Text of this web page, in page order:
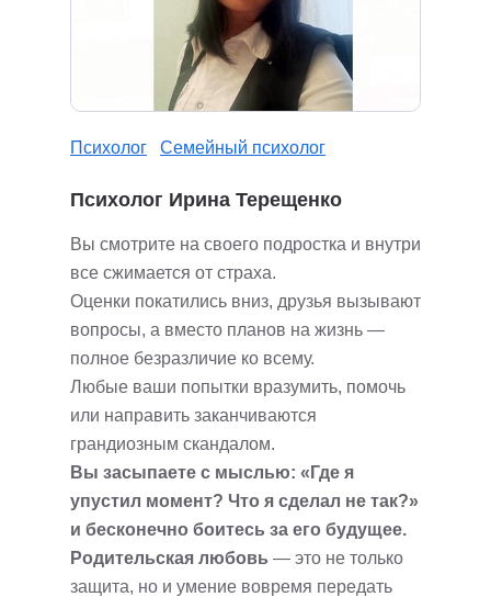
Психолог Семейный психолог
Психолог Ирина Терещенко
Вы смотрите на своего подростка и внутри
все сжимается от страха.
Оценки покатились вниз, друзья вызывают
вопросы, а вместо планов на жизнь —
полное безразличие ко всему.
Любые ваши попытки вразумить, помочь
или направить заканчиваются
грандиозным скандалом.
Вы засыпаете с мыслью: «Где я
упустил момент? Что я сделал не так?»
и бесконечно боитесь за его будущее.
Родительская любовь — это не только
защита, но и умение вовремя передать